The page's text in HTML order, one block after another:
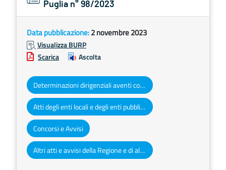
Puglia n° 98/2023
Data pubblicazione:2 novembre 2023
Visualizza BURP
Scarica
Ascolta
Determinazioni dirigenziali aventi contenuto di interesse generale
Atti degli enti locali e degli enti pubblici e privati
Concorsi e Avvisi
Altri atti e avvisi della Regione e di altri enti pubblici che interessano la collettività regionale